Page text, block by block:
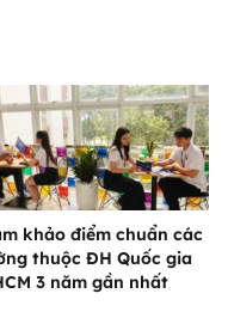
khảo điểm chuẩn các
thuộc ĐH Quốc gia
3 năm gần nhất